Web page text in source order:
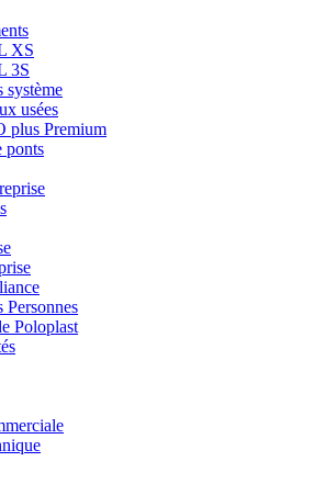
XS
3S
système
usées
plus Premium
ponts
Personnes
Poloplast